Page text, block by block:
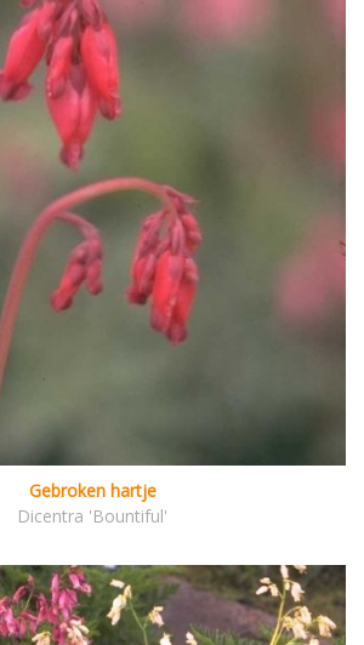
Gebroken hartje
Dicentra 'Bountiful'